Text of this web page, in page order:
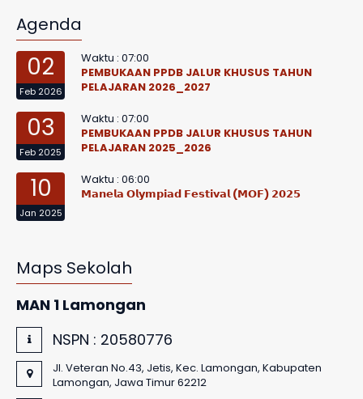
Agenda
02
Feb 2026
Waktu : 07:00
PEMBUKAAN PPDB JALUR KHUSUS TAHUN
PELAJARAN 2026_2027
03
Feb 2025
Waktu : 07:00
PEMBUKAAN PPDB JALUR KHUSUS TAHUN
PELAJARAN 2025_2026
10
Jan 2025
Waktu : 06:00
𝗠𝗮𝗻𝗲𝗹𝗮 𝗢𝗹𝘆𝗺𝗽𝗶𝗮𝗱 𝗙𝗲𝘀𝘁𝗶𝘃𝗮𝗹 (𝗠𝗢𝗙) 𝟮𝟬𝟮𝟱
Maps Sekolah
MAN 1 Lamongan
NSPN : 20580776
Jl. Veteran No.43, Jetis, Kec. Lamongan, Kabupaten
Lamongan, Jawa Timur 62212